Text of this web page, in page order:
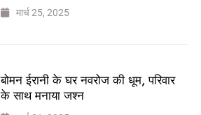
मार्च 25, 2025
बोमन ईरानी के घर नवरोज की धूम, परिवार
के साथ मनाया जश्न